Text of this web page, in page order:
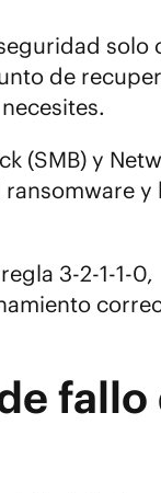
solo
de
(SMB) y
y
3-2-1-1-0,
fallo